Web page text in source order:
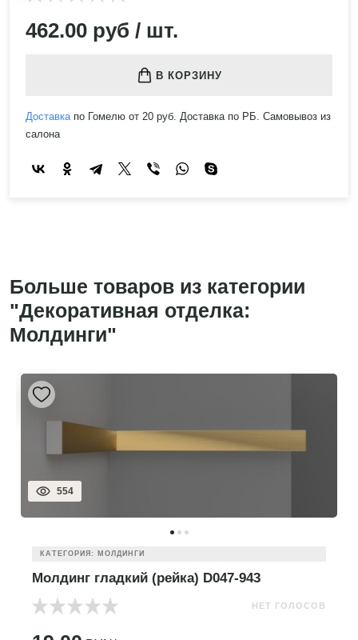
462.00 руб / шт.
В КОРЗИНУ
Доставкапо Гомелю от 20 руб. Доставка по РБ. Самовывоз из
салона
Больше товаров из категории
"Декоративная отделка:
Молдинги"
554
КАТЕГОРИЯ: МОЛДИНГИ
Молдинг гладкий (рейка) D047-943
НЕТ ГОЛОСОВ